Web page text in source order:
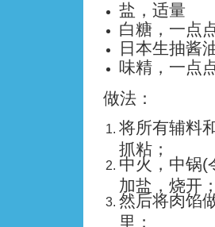
盐，适量
白糖，一点
日本生抽酱
味精，一点
做法：
将所有辅料
抓粘；
中火，中锅(
加盐，烧开；
然后将肉馅
里；